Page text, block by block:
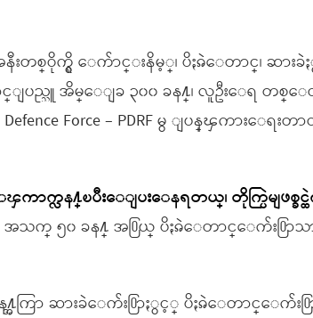
နီးတစ္ဝိုက္ရွိ ေက်ာင္းနိမ့္၊ ပိႏၷဲေတာင္၊ ဆာ
ျပည္သူ အိမ္ေျခ ၃၀၀ ခန႔္၊ လူဦးေရ တ
Force – PDRF မွ ျပန္ၾကားေရ
က္လန႔္ၿပီးေျပးေနရတယ္၊ တိုက္ပြဲမျဖစ္ခင္
သက္ ၅၀ ခန႔္ အ႐ြယ္ ပိႏၷဲေတာင္ေက်း႐ြာ
ာ ဆားခဲေက်း႐ြာႏွင့္ ပိႏၷဲေတာင္ေက်း႐ြာ န